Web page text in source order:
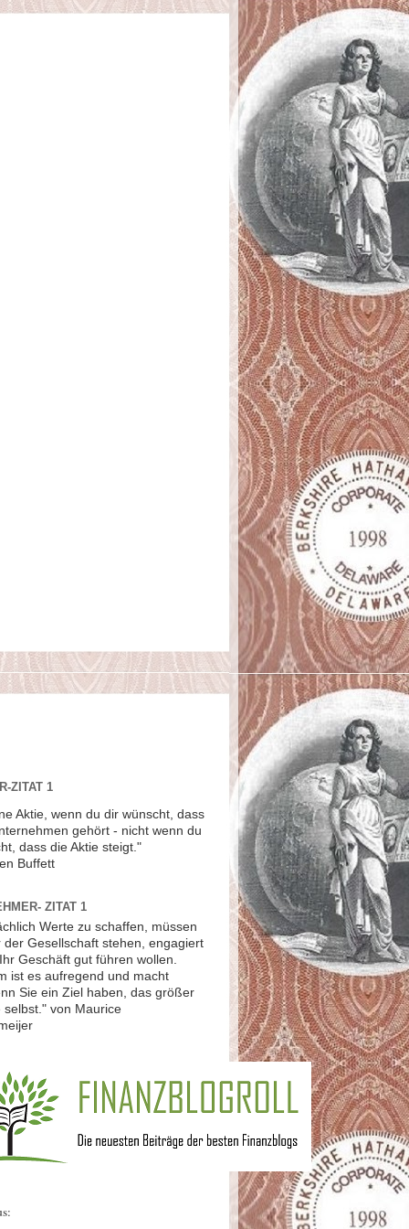
ZITAT 1
Aktie, wenn du dir wünscht, dass
gehört - nicht wenn du
dass die Aktie steigt."
Buffett
ZITAT 1
Werte zu schaffen, müssen
der Gesellschaft stehen, engagiert
Geschäft gut führen wollen.
ist es aufregend und macht
Sie ein Ziel haben, das größer
selbst." von Maurice